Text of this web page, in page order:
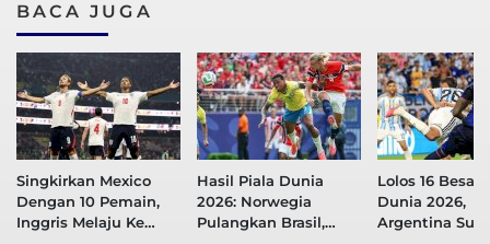
BACA JUGA
Singkirkan Mexico
Dengan 10 Pemain,
Inggris Melaju Ke
Hasil Piala Dunia
2026: Norwegia
Pulangkan Brasil,
Lolos 16 Besar
Dunia 2026,
Argentina